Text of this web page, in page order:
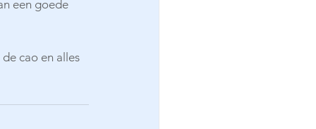
een goede
cao en alles